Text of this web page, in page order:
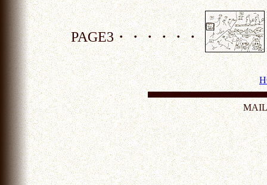
PAGE3・・・・・・